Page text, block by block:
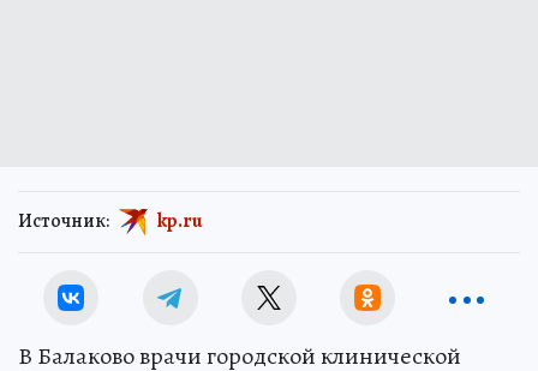
Источник: kp.ru
В Балаково врачи городской клинической